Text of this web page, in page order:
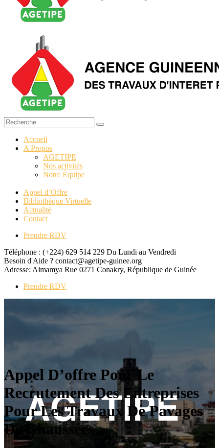
Accueil
A Propos
AGETIPE
Nos activités
Notre Équipe
Appel d’Offre
Bibliothèque Virtuelle
Actualité
Contact
Prendre RDV
Téléphone : (+224) 629 514 229 Du Lundi au Vendredi
Besoin d'Aide ? contact@agetipe-guinee.org
Adresse: Almamya Rue 0271 Conakry, République de Guinée
Prendre RDV
Appel D’offre Pour Le
Recrutement Des Entreprises
Pour Les Travaux De Pavages
De Chaussées